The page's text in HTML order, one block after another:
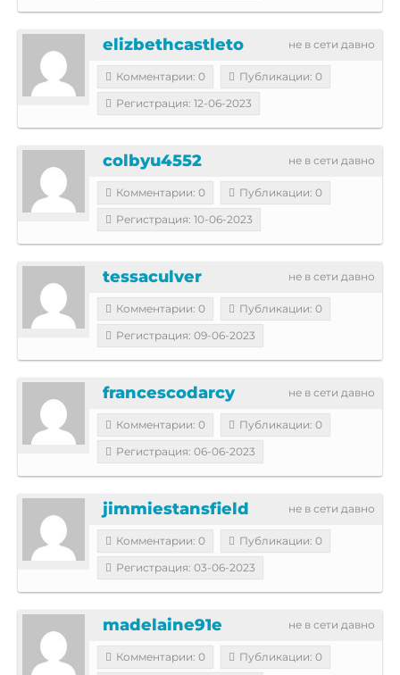
не в сети давно
elizbethcastleto
Комментарии: 0
Публикации: 0
Регистрация: 12-06-2023
не в сети давно
colbyu4552
Комментарии: 0
Публикации: 0
Регистрация: 10-06-2023
не в сети давно
tessaculver
Комментарии: 0
Публикации: 0
Регистрация: 09-06-2023
не в сети давно
francescodarcy
Комментарии: 0
Публикации: 0
Регистрация: 06-06-2023
не в сети давно
jimmiestansfield
Комментарии: 0
Публикации: 0
Регистрация: 03-06-2023
не в сети давно
madelaine91e
Комментарии: 0
Публикации: 0